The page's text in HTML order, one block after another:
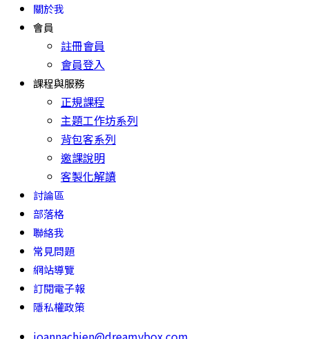
關於我
會員
註冊會員
會員登入
課程與服務
正規課程
主題工作坊系列
背包客系列
邀課說明
客製化解讀
討論區
部落格
聯絡我
常見問題
網站導覽
訂閱電子報
隱私權政策